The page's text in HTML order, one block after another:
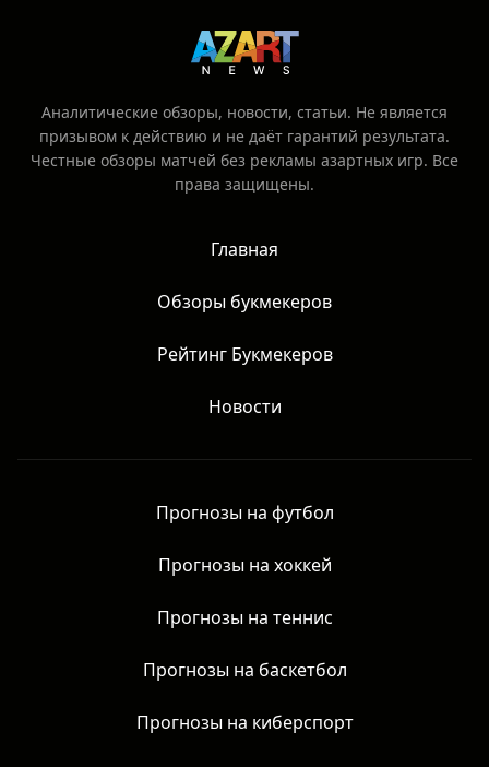
Аналитические обзоры, новости, статьи. Не является
призывом к действию и не даёт гарантий результата.
Главная
Обзоры букмекеров
Рейтинг Букмекеров
Новости
Прогнозы на футбол
Прогнозы на хоккей
Прогнозы на теннис
Прогнозы на баскетбол